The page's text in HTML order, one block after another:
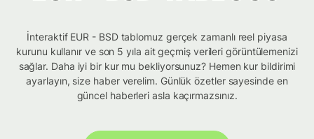
İnteraktif EUR - BSD tablomuz gerçek zamanlı reel piyasa
kurunu kullanır ve son 5 yıla ait geçmiş verileri görüntülemenizi
sağlar. Daha iyi bir kur mu bekliyorsunuz? Hemen kur bildirimi
ayarlayın, size haber verelim. Günlük özetler sayesinde en
güncel haberleri asla kaçırmazsınız.